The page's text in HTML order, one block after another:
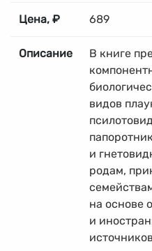
Цена, ₽ 689
Описание
В книге
видов
и
родам,
на основе
и